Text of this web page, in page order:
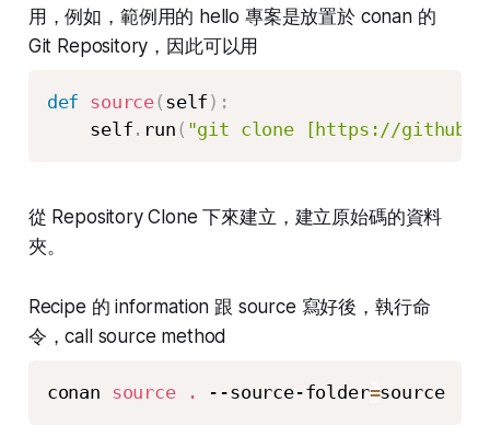
用，例如，範例用的 hello 專案是放置於 conan 的
Git Repository，因此可以用
def source( self ) :
    self
. run ( "git clone [https://
從 Repository Clone 下來建立，建立原始碼的資料
夾。
Recipe 的 information 跟 source 寫好後，執行命
令，call source method
conan source . --source-folder=source